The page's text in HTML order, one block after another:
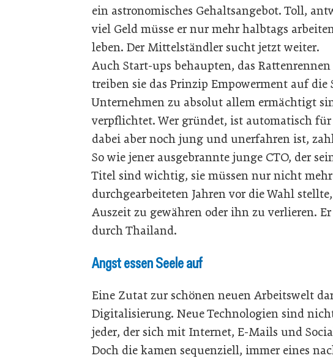
ein astronomisches Gehaltsangebot. Toll,
viel Geld müsse er nur mehr halbtags
leben. Der Mittelständler sucht jetzt weiter.
Auch Start-ups behaupten, das
treiben sie das Prinzip Empowerment auf die
Unternehmen zu absolut allem ermächtigt
verpflichtet. Wer gründet, ist automatisch
dabei aber noch jung und unerfahren ist,
So wie jener ausgebrannte junge CTO, der
Titel sind wichtig, sie müssen nur nicht
durchgearbeiteten Jahren vor die Wahl
Auszeit zu gewähren oder ihn zu verlieren.
durch Thailand.
Angst essen Seele auf
Eine Zutat zur schönen neuen Arbeitswelt
Digitalisierung. Neue Technologien sind
jeder, der sich mit Internet, E-Mails und
Doch die kamen sequenziell, immer eines